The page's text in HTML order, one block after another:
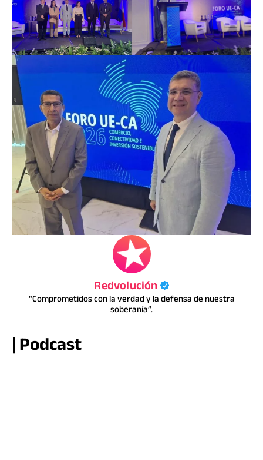
Redvolución
“Comprometidos con la verdad y la defensa de nuestra
soberanía”.
| Podcast